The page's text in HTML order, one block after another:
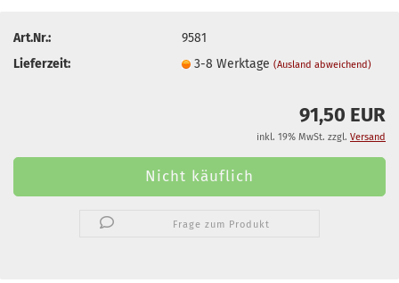
Art.Nr.:
9581
Lieferzeit:
3-8 Werktage(Ausland abweichend)
91,50 EUR
inkl. 19% MwSt. zzgl. Versand
Frage zum Produkt